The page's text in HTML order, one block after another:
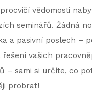
vědomosti
seminářů. Žádná
a pasivní poslech –
řešení vašich
– sami si určíte, co
probrat!